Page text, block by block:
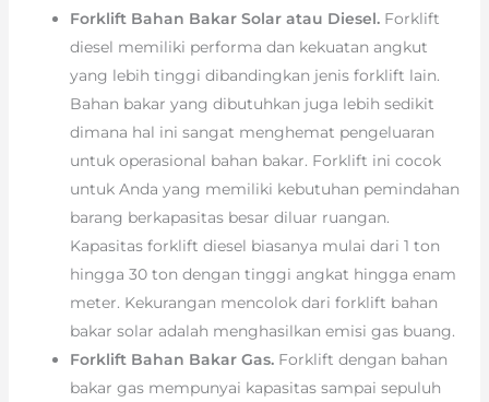
Forklift Bahan Bakar Solar atau Diesel. Forklift
diesel memiliki performa dan kekuatan angkut
yang lebih tinggi dibandingkan jenis forklift lain.
Bahan bakar yang dibutuhkan juga lebih sedikit
dimana hal ini sangat menghemat pengeluaran
untuk operasional bahan bakar. Forklift ini cocok
untuk Anda yang memiliki kebutuhan pemindahan
barang berkapasitas besar diluar ruangan.
Kapasitas forklift diesel biasanya mulai dari 1 ton
hingga 30 ton dengan tinggi angkat hingga enam
meter. Kekurangan mencolok dari forklift bahan
bakar solar adalah menghasilkan emisi gas buang.
Forklift Bahan Bakar Gas. Forklift dengan bahan
bakar gas mempunyai kapasitas sampai sepuluh